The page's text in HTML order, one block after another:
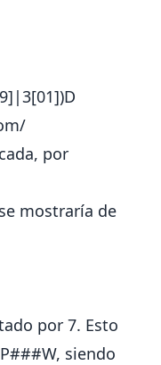
por
mostraría de
por 7. Esto
siendo